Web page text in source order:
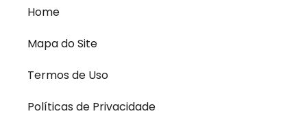
Home
Mapa do Site
Termos de Uso
Políticas de Privacidade